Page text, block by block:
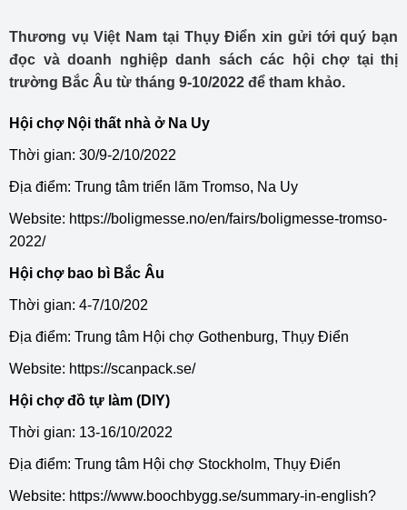
Thương vụ Việt Nam tại Thụy Điển xin gửi tới quý bạn
đọc và doanh nghiệp danh sách các hội chợ tại thị
trường Bắc Âu từ tháng 9-10/2022 để tham khảo.
Hội chợ Nội thất nhà ở Na Uy
Thời gian: 30/9-2/10/2022
Địa điểm: Trung tâm triển lãm Tromso, Na Uy
Website: https://boligmesse.no/en/fairs/boligmesse-tromso-
2022/
Hội chợ bao bì Bắc Âu
Thời gian: 4-7/10/202
Địa điểm: Trung tâm Hội chợ Gothenburg, Thụy Điển
Website: https://scanpack.se/
Hội chợ đồ tự làm (DIY)
Thời gian: 13-16/10/2022
Địa điểm: Trung tâm Hội chợ Stockholm, Thụy Điển
Website: https://www.boochbygg.se/summary-in-english?